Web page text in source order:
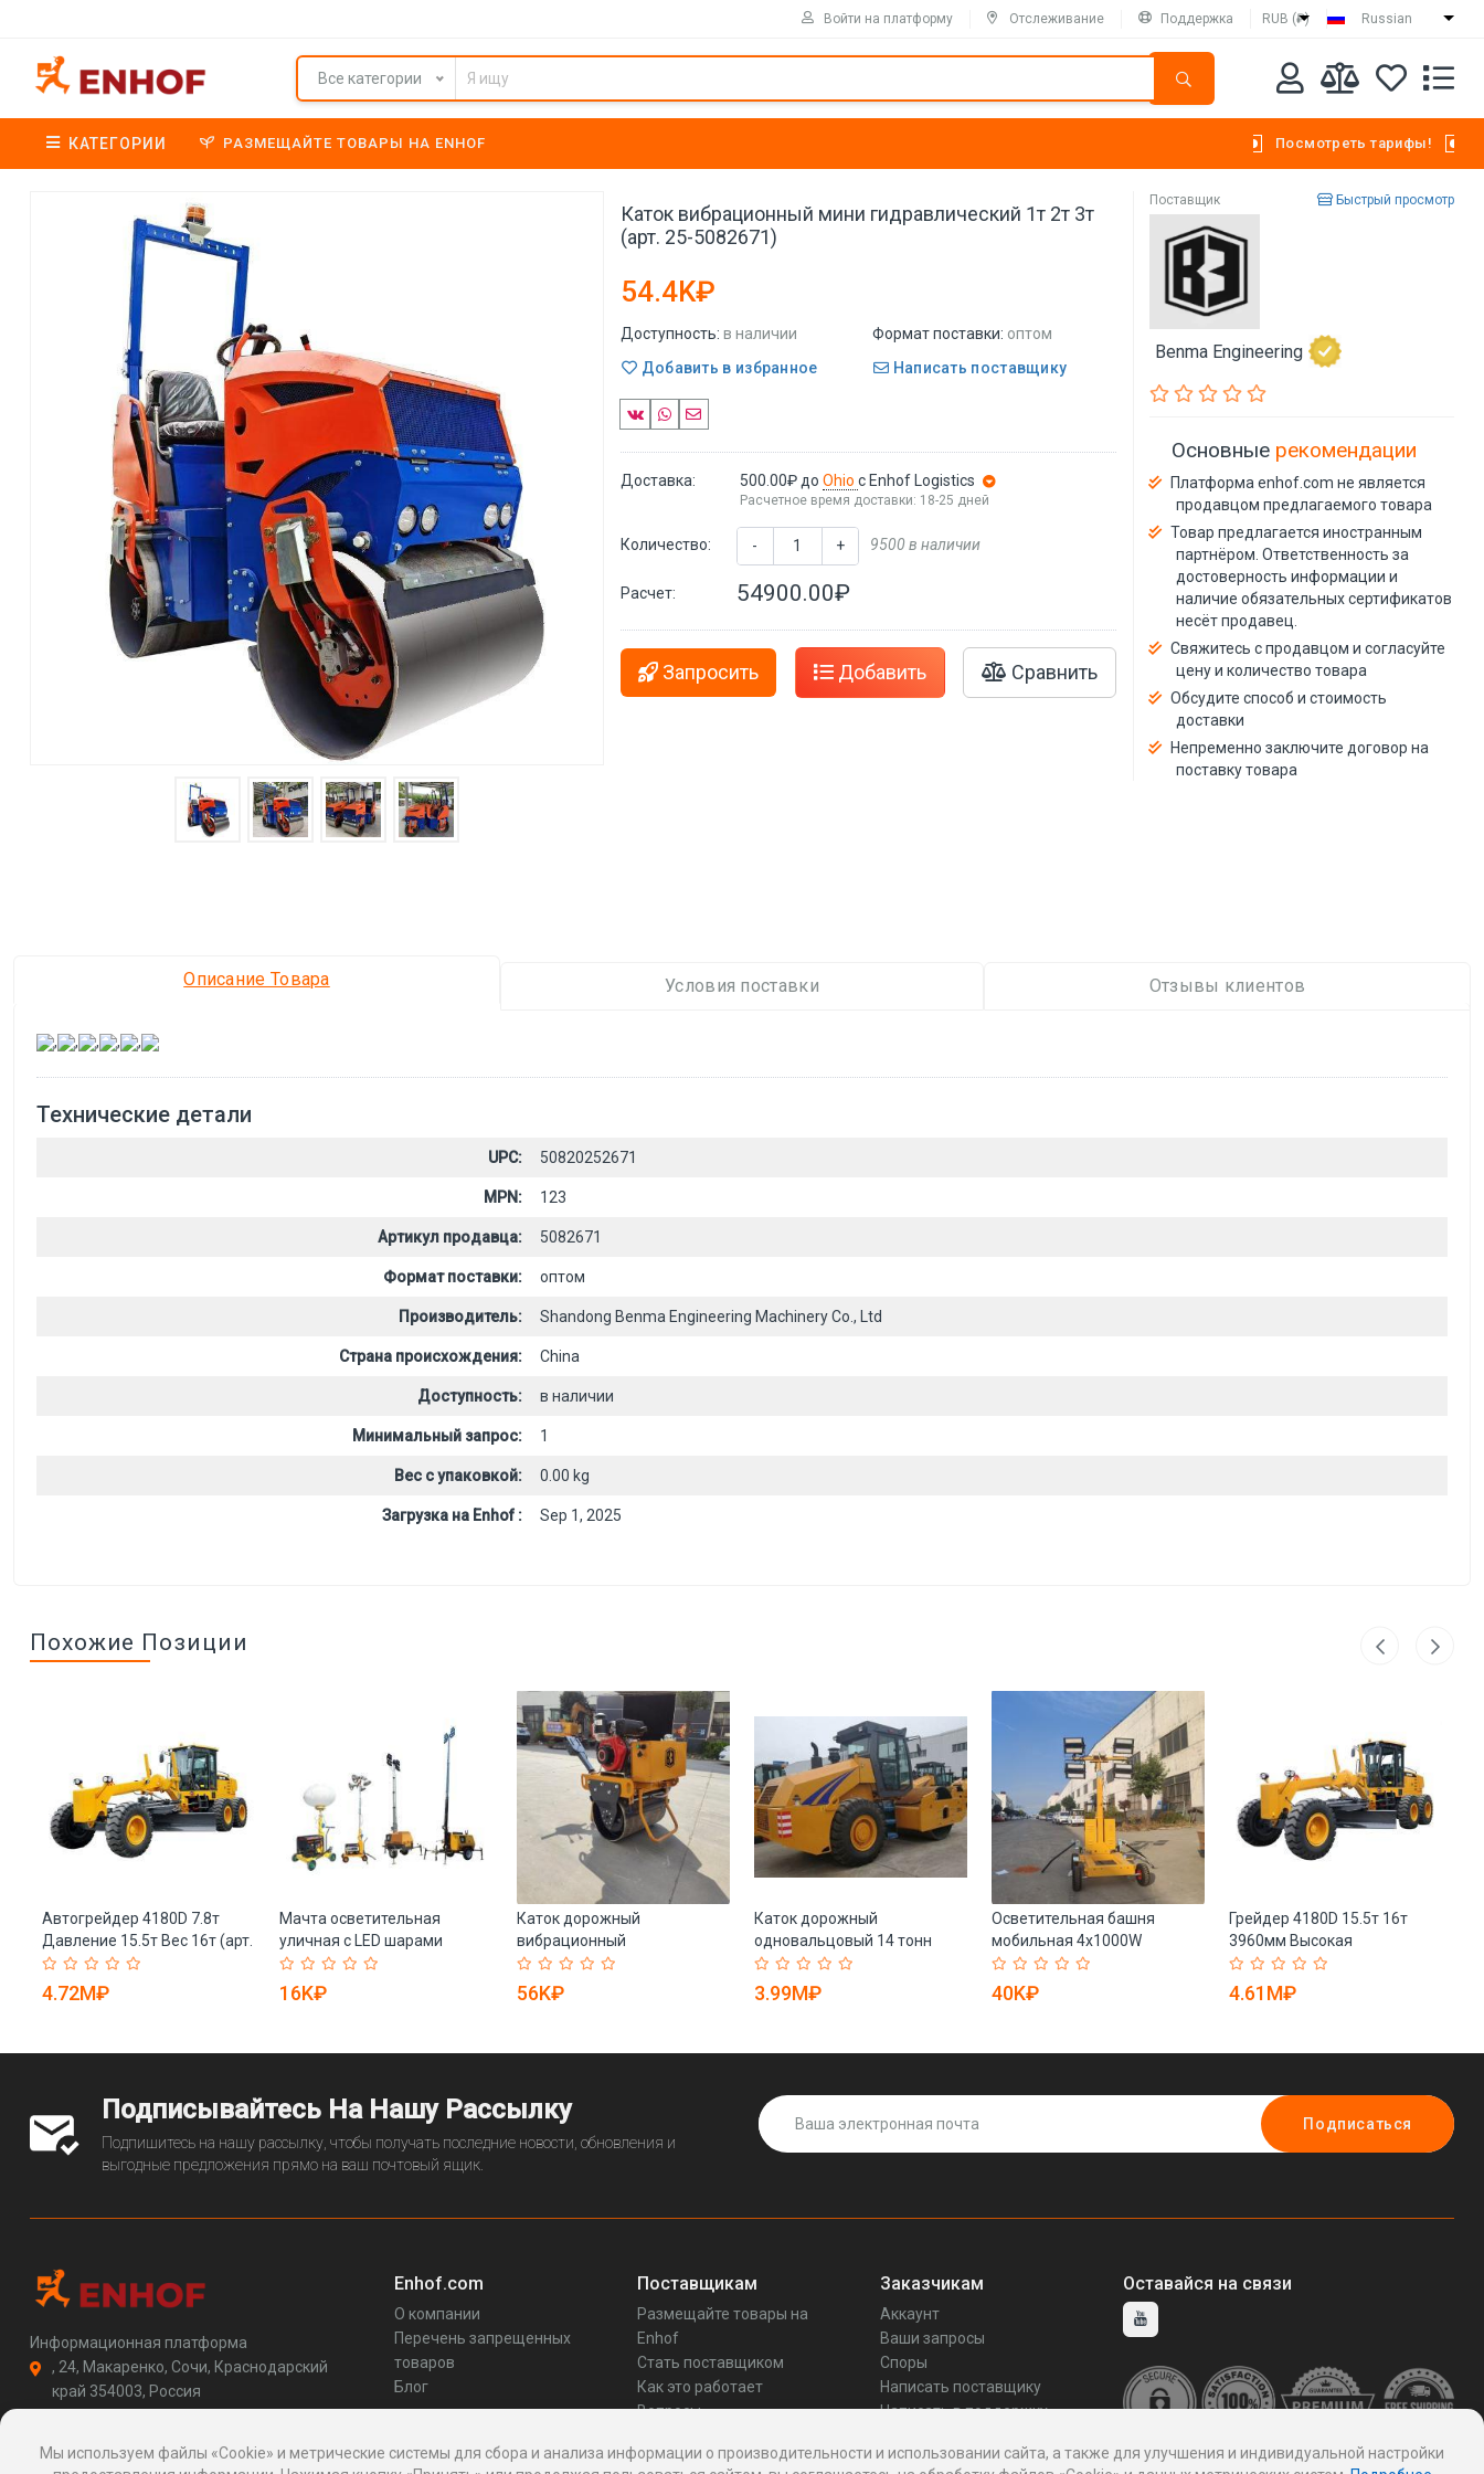
Войти на платформу Отслеживание Поддержка RUB (₽) Russian
Все категории
КАТЕГОРИИ РАЗМЕЩАЙТЕ ТОВАРЫ НА ENHOF Посмотреть тарифы!
Каток вибрационный мини гидравлический 1т 2т 3т
(арт. 25-5082671)
54.4K₽
Доступность: в наличии Формат поставки: оптом
Добавить в избранное
Написать поставщику
Доставка: 500.00₽ доOhioс Enhof Logistics
Расчетное время доставки: 18-25 дней
Количество: - + 9500 в наличии
Расчет: 54900.00₽
Запросить Добавить Сравнить
Поставщик Быстрый просмотр
Benma Engineering
Основные рекомендации
Платформа enhof.com не является
продавцом предлагаемого товара
Товар предлагается иностранным
партнёром. Ответственность за
достоверность информации и
наличие обязательных сертификатов
несёт продавец.
Свяжитесь с продавцом и согласуйте
цену и количество товара
Обсудите способ и стоимость
доставки
Непременно заключите договор на
поставку товара
Описание Товара Условия поставки Отзывы клиентов
, , , , ,
Технические детали
UPC: 50820252671
MPN: 123
Артикул продавца: 5082671
Формат поставки: оптом
Производитель: Shandong Benma Engineering Machinery Co., Ltd
Страна происхождения: China
Доступность: в наличии
Минимальный запрос: 1
Вес с упаковкой: 0.00 kg
Загрузка на Enhof : Sep 1, 2025
Похожие Позиции
Автогрейдер 4180D 7.8т
Давление 15.5т Вес 16т (арт.
25-19084189)
4.72M₽
Мачта осветительная
уличная с LED шарами
4*1000W 5-9 м (арт. 25-
5082530)
16K₽
Каток дорожный
вибрационный
одновальцовый 300кг мини
(арт. 25-5082594)
56K₽
Каток дорожный
одновальцовый 14 тонн
CDM514D (арт. 25-19083841)
3.99M₽
Осветительная башня
мобильная 4x1000W
телескопическая 5м (арт. 25-
5082496)
40K₽
Грейдер 4180D 15.5т 16т
3960мм Высокая
эффективность (арт. 25-
19084193)
4.61M₽
Подписывайтесь На Нашу Рассылку
Подпишитесь на нашу рассылку, чтобы получать последние новости, обновления и
выгодные предложения прямо на ваш почтовый ящик.
Подписаться
Информационная платформа
, 24, Макаренко, Сочи, Краснодарский
край 354003, Россия
http://enhof.com
Enhof.com
О компании
Перечень запрещенных
товаров
Блог
Поставщикам
Размещайте товары на
Enhof
Стать поставщиком
Как это работает
Вопросы
Заказчикам
Аккаунт
Ваши запросы
Споры
Написать поставщику
Написать в поддержку
Оставайся на связи
Мы используем файлы «Cookie» и метрические системы для сбора и анализа информации о производительности и использовании сайта, а также для улучшения и индивидуальной настройки